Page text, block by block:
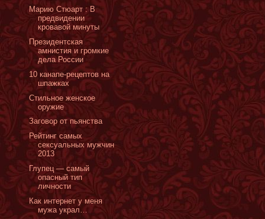
Марию Стюарт : В
предвидении
кровавой минуты
Президентская
амнистия и громкие
дела России
10 канапе-рецептов на
шпажках
Стильное женское
оружие
Заговор от пьянства
Рейтинг самых
сексуальных мужчин
2013
Глупец — самый
опасный тип
личности
Как интернет у меня
мужа украл…